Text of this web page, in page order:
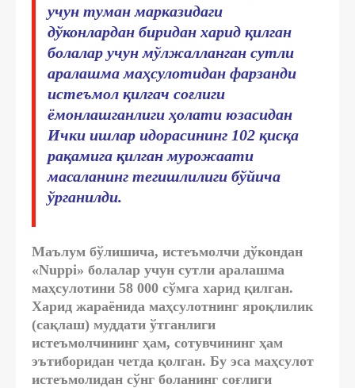
учун туман марказидаги
дўконлардан биридан харид қилган
болалар учун мўлжалланган сутли
аралашма маҳсулотидан фарзанди
истеъмол қилгач соғлиги
ёмонлашганлиги ҳолати юзасидан
Ички ишлар идорасининг 102 қисқа
рақамига қилган мурожаати
масаланинг тегишлилиги бўйича
ўрганилди.
Маълум бўлишича, истеъмолчи дўкондан
«Nuppi» болалар учун сутли аралашма
маҳсулотини 58 000 сўмга харид қилган.
Харид жараёнида маҳсулотнинг яроқлилик
(сақлаш) муддати ўтганлиги
истеъмолчининг ҳам, сотувчининг ҳам
эътиборидан четда қолган. Бу эса маҳсулот
истеъмолидан сўнг боланинг соғлиги